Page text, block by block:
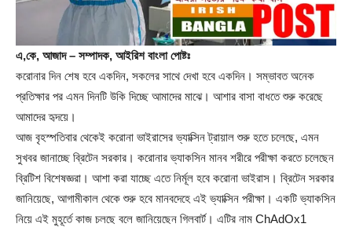
এ,কে, আজাদ – সম্পাদক, আইরিশ বাংলা পোষ্টঃ
করোনার দিন শেষ হবে একদিন, সকলের সাথে দেখা হবে একদিন। সম্ভাবত অনেক
প্রতিক্ষার পর এমন দিনটি উকি দিচ্ছে আমাদের মাঝে। আশার বাসা বাধতে শুরু করেছে
আমাদের হৃদয়ে।
আজ বৃহস্পতিবার থেকেই করোনা ভাইরাসের ভ্যাক্সিন ট্রায়াল শুরু হতে চলেছে, এমন
সুখবর জানাচ্ছে ব্রিটেন সরকার। করোনার ভ্যাকসিন মানব শরীরে পরীক্ষা করতে চলেছেন
ব্রিটিশ বিশেষজ্ঞরা। আশা করা যাচ্ছে এতে নির্মূল হবে করোনা ভাইরাস। ব্রিটেন সরকার
জানিয়েছে, আগামীকাল থেকে শুরু হবে মানবদেহে এই ভ্যাক্সিন পরীক্ষা। একটি ভ্যাকসিন
নিয়ে এই মুহূর্তে কাজ চলছে বলে জানিয়েছেন গিলবার্ট। এটির নাম ChAdOx1